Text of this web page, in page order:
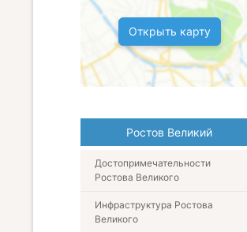
Открыть карту
Ростов Великий
Достопримечательности
Ростова Великого
Инфраструктура Ростова
Великого